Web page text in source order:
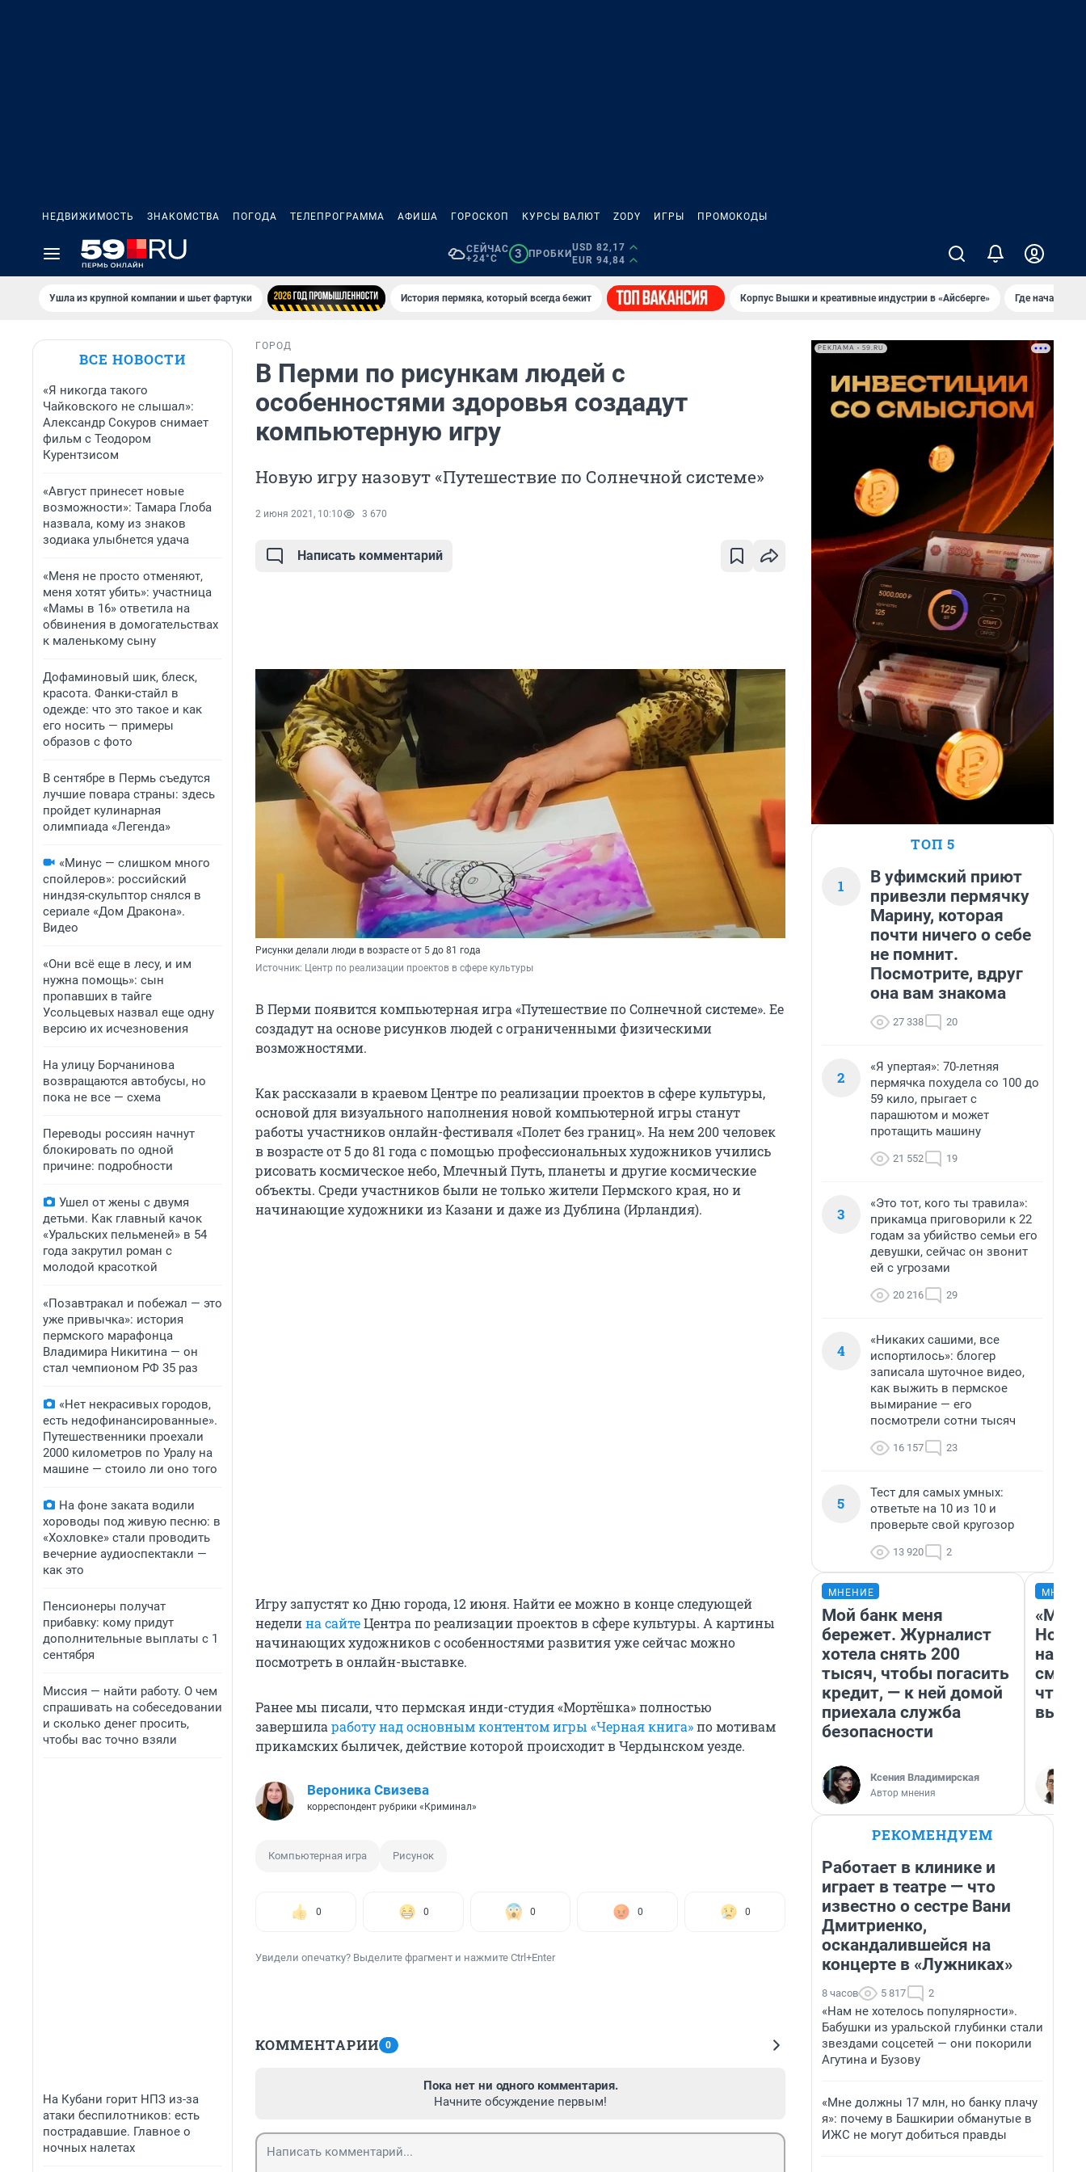
НЕДВИЖИМОСТЬ ЗНАКОМСТВА ПОГОДА ТЕЛЕПРОГРАММА АФИША ГОРОСКОП КУРСЫ ВАЛЮТ ZODY ИГРЫ ПРОМОКОДЫ
СЕЙЧАС
+24°C
3 ПРОБКИ
USD 82,17
EUR 94,84
Ушла из крупной компании и шьет фартуки История пермяка, который всегда бежит Корпус Вышки и креативные индустрии в «Айсберге» Где начать
ВСЕ НОВОСТИ
«Я никогда такого
Чайковского не слышал»:
Александр Сокуров снимает
фильм с Теодором
Курентзисом
«Август принесет новые
возможности»: Тамара Глоба
назвала, кому из знаков
зодиака улыбнется удача
«Меня не просто отменяют,
меня хотят убить»: участница
«Мамы в 16» ответила на
обвинения в домогательствах
к маленькому сыну
Дофаминовый шик, блеск,
красота. Фанки-стайл в
одежде: что это такое и как
его носить — примеры
образов с фото
В сентябре в Пермь съедутся
лучшие повара страны: здесь
пройдет кулинарная
олимпиада «Легенда»
«Минус — слишком много
спойлеров»: российский
ниндзя-скульптор снялся в
сериале «Дом Дракона».
Видео
«Они всё еще в лесу, и им
нужна помощь»: сын
пропавших в тайге
Усольцевых назвал еще одну
версию их исчезновения
На улицу Борчанинова
возвращаются автобусы, но
пока не все — схема
Переводы россиян начнут
блокировать по одной
причине: подробности
Ушел от жены с двумя
детьми. Как главный качок
«Уральских пельменей» в 54
года закрутил роман с
молодой красоткой
«Позавтракал и побежал — это
уже привычка»: история
пермского марафонца
Владимира Никитина — он
стал чемпионом РФ 35 раз
«Нет некрасивых городов,
есть недофинансированные».
Путешественники проехали
2000 километров по Уралу на
машине — стоило ли оно того
На фоне заката водили
хороводы под живую песню: в
«Хохловке» стали проводить
вечерние аудиоспектакли —
как это
Пенсионеры получат
прибавку: кому придут
дополнительные выплаты с 1
сентября
Миссия — найти работу. О чем
спрашивать на собеседовании
и сколько денег просить,
чтобы вас точно взяли
На Кубани горит НПЗ из-за
атаки беспилотников: есть
пострадавшие. Главное о
ночных налетах
ГОРОД
В Перми по рисункам людей с
особенностями здоровья создадут
компьютерную игру
Новую игру назовут «Путешествие по Солнечной системе»
2 июня 2021, 10:10 3 670
Написать комментарий
Рисунки делали люди в возрасте от 5 до 81 года
Источник: Центр по реализации проектов в сфере культуры
В Перми появится компьютерная игра «Путешествие по Солнечной системе». Ее
создадут на основе рисунков людей с ограниченными физическими
возможностями.
Как рассказали в краевом Центре по реализации проектов в сфере культуры,
основой для визуального наполнения новой компьютерной игры станут
работы участников онлайн-фестиваля «Полет без границ». На нем 200 человек
в возрасте от 5 до 81 года с помощью профессиональных художников учились
рисовать космическое небо, Млечный Путь, планеты и другие космические
объекты. Среди участников были не только жители Пермского края, но и
начинающие художники из Казани и даже из Дублина (Ирландия).
Игру запустят ко Дню города, 12 июня. Найти ее можно в конце следующей
неделина сайтеЦентра по реализации проектов в сфере культуры. А картины
начинающих художников с особенностями развития уже сейчас можно
посмотреть в онлайн-выставке.
Ранее мы писали, что пермская инди-студия «Мортёшка» полностью
завершила работу над основным контентом игры «Черная книга»по мотивам
прикамских быличек, действие которой происходит в Чердынском уезде.
Вероника Свизева
корреспондент рубрики «Криминал»
Компьютерная игра Рисунок
0 0 0 0 0
Увидели опечатку? Выделите фрагмент и нажмите Ctrl+Enter
КОММЕНТАРИИ 0
Пока нет ни одного комментария.
Начните обсуждение первым!
РЕКЛАМА • 59.RU
ТОП 5
1
В уфимский приют
привезли пермячку
Марину, которая
почти ничего о себе
не помнит.
Посмотрите, вдруг
она вам знакома
27 338 20
2
«Я упертая»: 70-летняя
пермячка похудела со 100 до
59 кило, прыгает с
парашютом и может
протащить машину
21 552 19
3
«Это тот, кого ты травила»:
прикамца приговорили к 22
годам за убийство семьи его
девушки, сейчас он звонит
ей с угрозами
20 216 29
4
«Никаких сашими, все
испортилось»: блогер
записала шуточное видео,
как выжить в пермское
вымирание — его
посмотрели сотни тысяч
16 157 23
5
Тест для самых умных:
ответьте на 10 из 10 и
проверьте свой кругозор
13 920 2
МНЕНИЕ
Мой банк меня
бережет. Журналист
хотела снять 200
тысяч, чтобы погасить
кредит, — к ней домой
приехала служба
безопасности
Ксения Владимирская
Автор мнения
«Мы
РЕКОМЕНДУЕМ
Работает в клинике и
играет в театре — что
известно о сестре Вани
Дмитриенко,
оскандалившейся на
концерте в «Лужниках»
8 часов 5 817 2
«Нам не хотелось популярности».
Бабушки из уральской глубинки стали
звездами соцсетей — они покорили
Агутина и Бузову
«Мне должны 17 млн, но банку плачу
я»: почему в Башкирии обманутые в
ИЖС не могут добиться правды